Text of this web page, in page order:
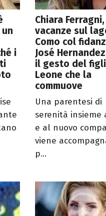
i
Chiara Ferragni,
vacanze sul
Como col
José
il gesto del
Leone che la
commuove
Una parentesi di
serenità insieme
e al nuovo
viene
p...